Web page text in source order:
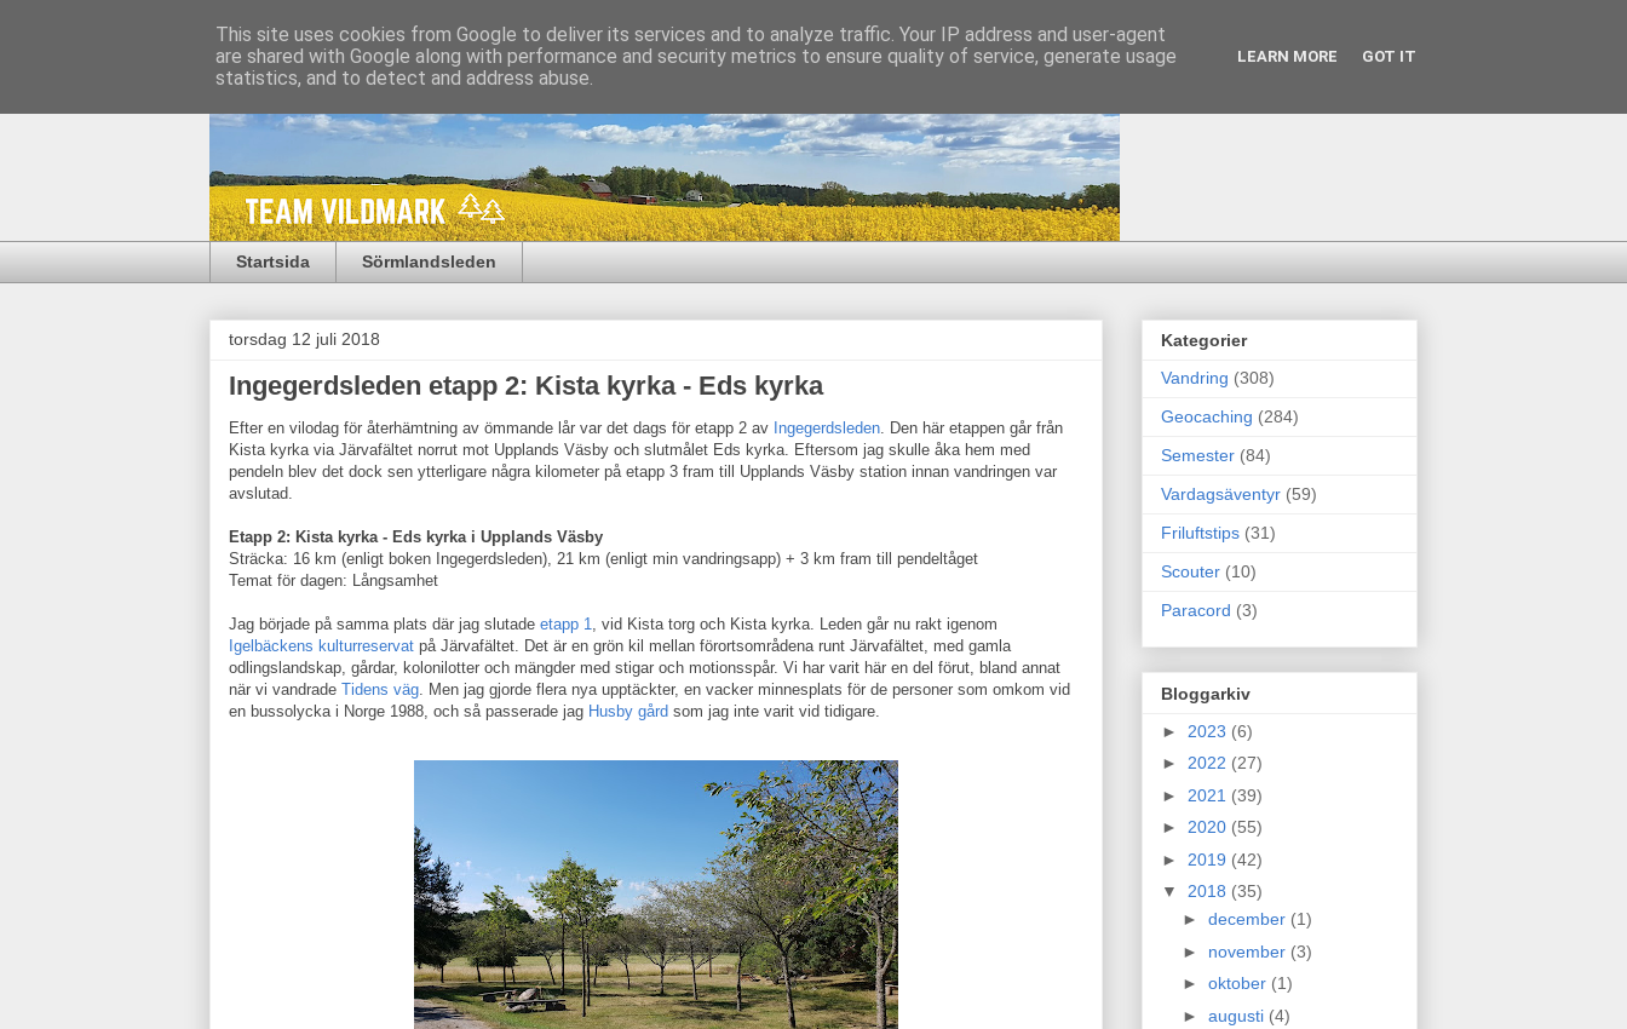
Startsida Sörmlandsleden
torsdag 12 juli 2018
Ingegerdsleden etapp 2: Kista kyrka - Eds kyrka
Efter en vilodag för återhämtning av ömmande lår var det dags för etapp 2 av Ingegerdsleden . Den här etappen går från
Kista kyrka via Järvafältet norrut mot Upplands Väsby och slutmålet Eds kyrka. Eftersom jag skulle åka hem med
pendeln blev det dock sen ytterligare några kilometer på etapp 3 fram till Upplands Väsby station innan vandringen var
avslutad.
Etapp 2: Kista kyrka - Eds kyrka i Upplands Väsby
Sträcka: 16 km (enligt boken Ingegerdsleden), 21 km (enligt min vandringsapp) + 3 km fram till pendeltåget
Temat för dagen: Långsamhet
Jag började på samma plats där jag slutade etapp 1
, vid Kista torg och Kista kyrka. Leden går nu rakt igenom
Igelbäckens kulturreservat på Järvafältet. Det är en grön kil mellan förortsområdena runt Järvafältet, med gamla
odlingslandskap, gårdar, kolonilotter och mängder med stigar och motionsspår. Vi har varit här en del förut, bland annat
när vi vandrade Tidens väg . Men jag gjorde flera nya upptäckter, en vacker minnesplats för de personer som omkom vid
en bussolycka i Norge 1988, och så passerade jag Husby gård som jag inte varit vid tidigare.
Kategorier
Vandring (308)
Geocaching (284)
Semester (84)
Vardagsäventyr (59)
Friluftstips (31)
Scouter (10)
Paracord (3)
Bloggarkiv
► 2023 (6)
► 2022 (27)
► 2021 (39)
► 2020 (55)
► 2019 (42)
▼ 2018 (35)
► december (1)
► november (3)
► oktober (1)
► augusti (4)
This site uses cookies from Google to deliver its services and to analyze traffic. Your IP address and user-agent
are shared with Google along with performance and security metrics to ensure quality of service, generate usage
statistics, and to detect and address abuse.
LEARN MORE GOT IT